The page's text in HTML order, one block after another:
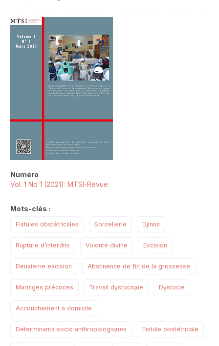
Numéro
Vol. 1 No 1 (2021): MTSI-Revue
Mots-clés :
Fistules obstétricales Sorcellerie Djinns
Rupture d’interdits Volonté divine Excision
Deuxième excision Abstinence de fin de la grossesse
Mariages précoces Travail dystocique Dystocie
Accouchement à domicile
Déterminants socio anthropologiques Fistule obstétricale